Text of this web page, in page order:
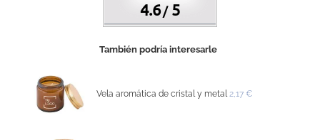
4.6 /5
También podría interesarle
Vela aromática de cristal y metal 2,17 €